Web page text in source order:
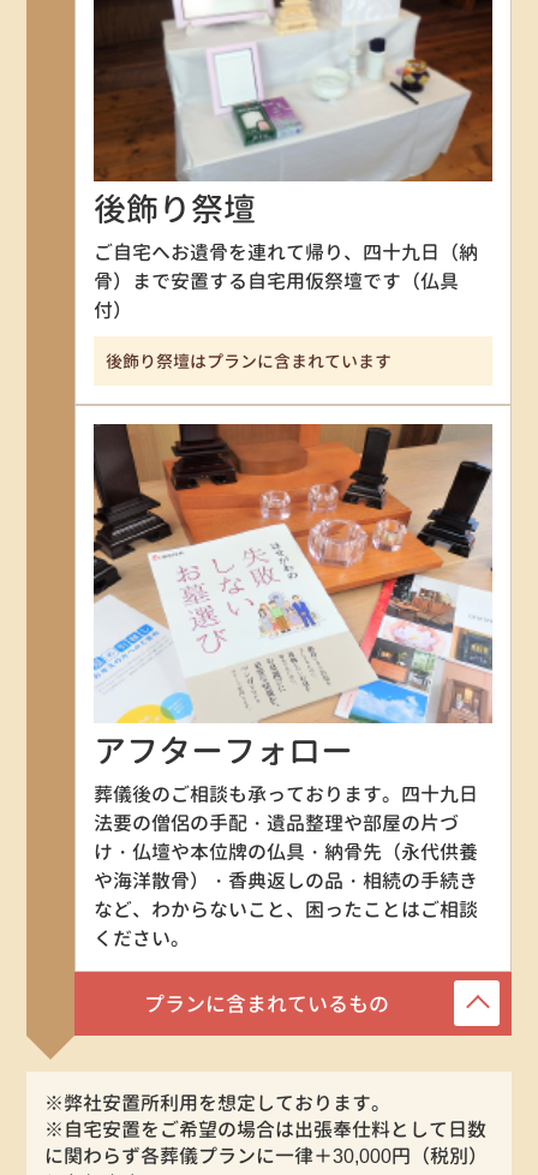
後飾り祭壇
ご自宅へお遺骨を連れて帰り、四十九日（納
骨）まで安置する自宅用仮祭壇です（仏具
付）
後飾り祭壇はプランに含まれています
アフターフォロー
葬儀後のご相談も承っております。四十九日
法要の僧侶の手配・遺品整理や部屋の片づ
け・仏壇や本位牌の仏具・納骨先（永代供養
や海洋散骨）・香典返しの品・相続の手続き
など、わからないこと、困ったことはご相談
ください。
プランに含まれているもの
※弊社安置所利用を想定しております。
※自宅安置をご希望の場合は出張奉仕料として日数
に関わらず各葬儀プランに一律＋30,000円（税別）